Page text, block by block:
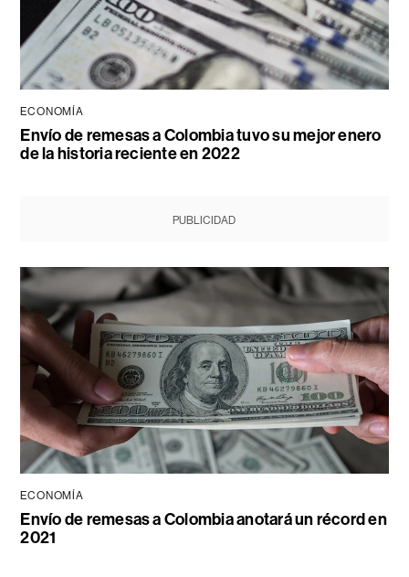
ECONOMÍA
Envío de remesas a Colombia tuvo su mejor enero
de la historia reciente en 2022
PUBLICIDAD
ECONOMÍA
Envío de remesas a Colombia anotará un récord en
2021